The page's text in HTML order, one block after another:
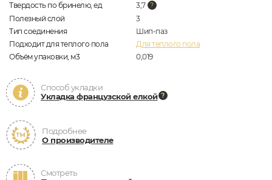
Твердость по бринелю, ед
3,7
Полезный слой
3
Тип соединения
Шип-паз
Подходит для теплого пола
Для теплого пола
Объём упаковки, м3
0,019
Способ укладки
Укладка французской елкой
Подробнее
О производителе
Смотреть